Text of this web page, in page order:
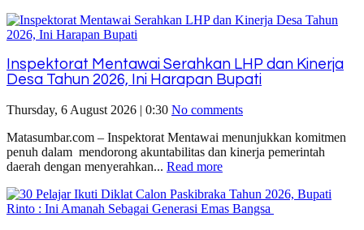
Inspektorat Mentawai Serahkan LHP dan Kinerja
Desa Tahun 2026, Ini Harapan Bupati
Thursday, 6 August 2026 | 0:30 No comments
Matasumbar.com – Inspektorat Mentawai menunjukkan komitmen
penuh dalam mendorong akuntabilitas dan kinerja pemerintah
daerah dengan menyerahkan... Read more